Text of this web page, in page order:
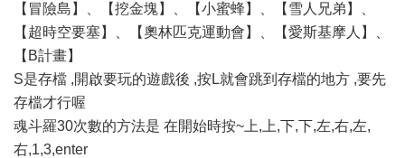
【冒險島】、【挖金塊】、【小蜜蜂】、【雪人兄弟】、
【超時空要塞】、【奧林匹克運動會】、【愛斯基摩人】、
【B計畫】
S是存檔 ,開啟要玩的遊戲後 ,按L就會跳到存檔的地方 ,要先
存檔才行喔
魂斗羅30次數的方法是 在開始時按~上,上,下,下,左,右,左,
右,1,3,enter